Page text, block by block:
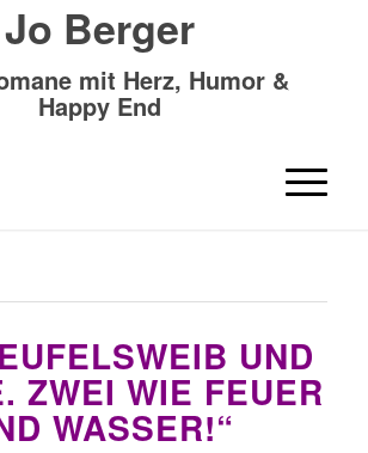
Jo Berger
mit Herz, Humor &
Happy End
UND
ZWEI WIE FEUER
WASSER!“